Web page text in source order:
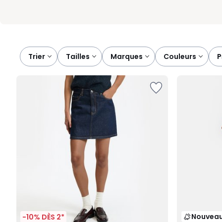
Trier tailles marques couleurs
-10% DÈS 2*